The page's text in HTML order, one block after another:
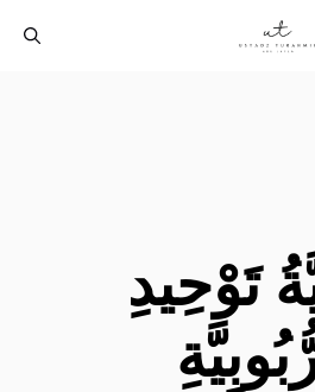
تَوْحِيدِ